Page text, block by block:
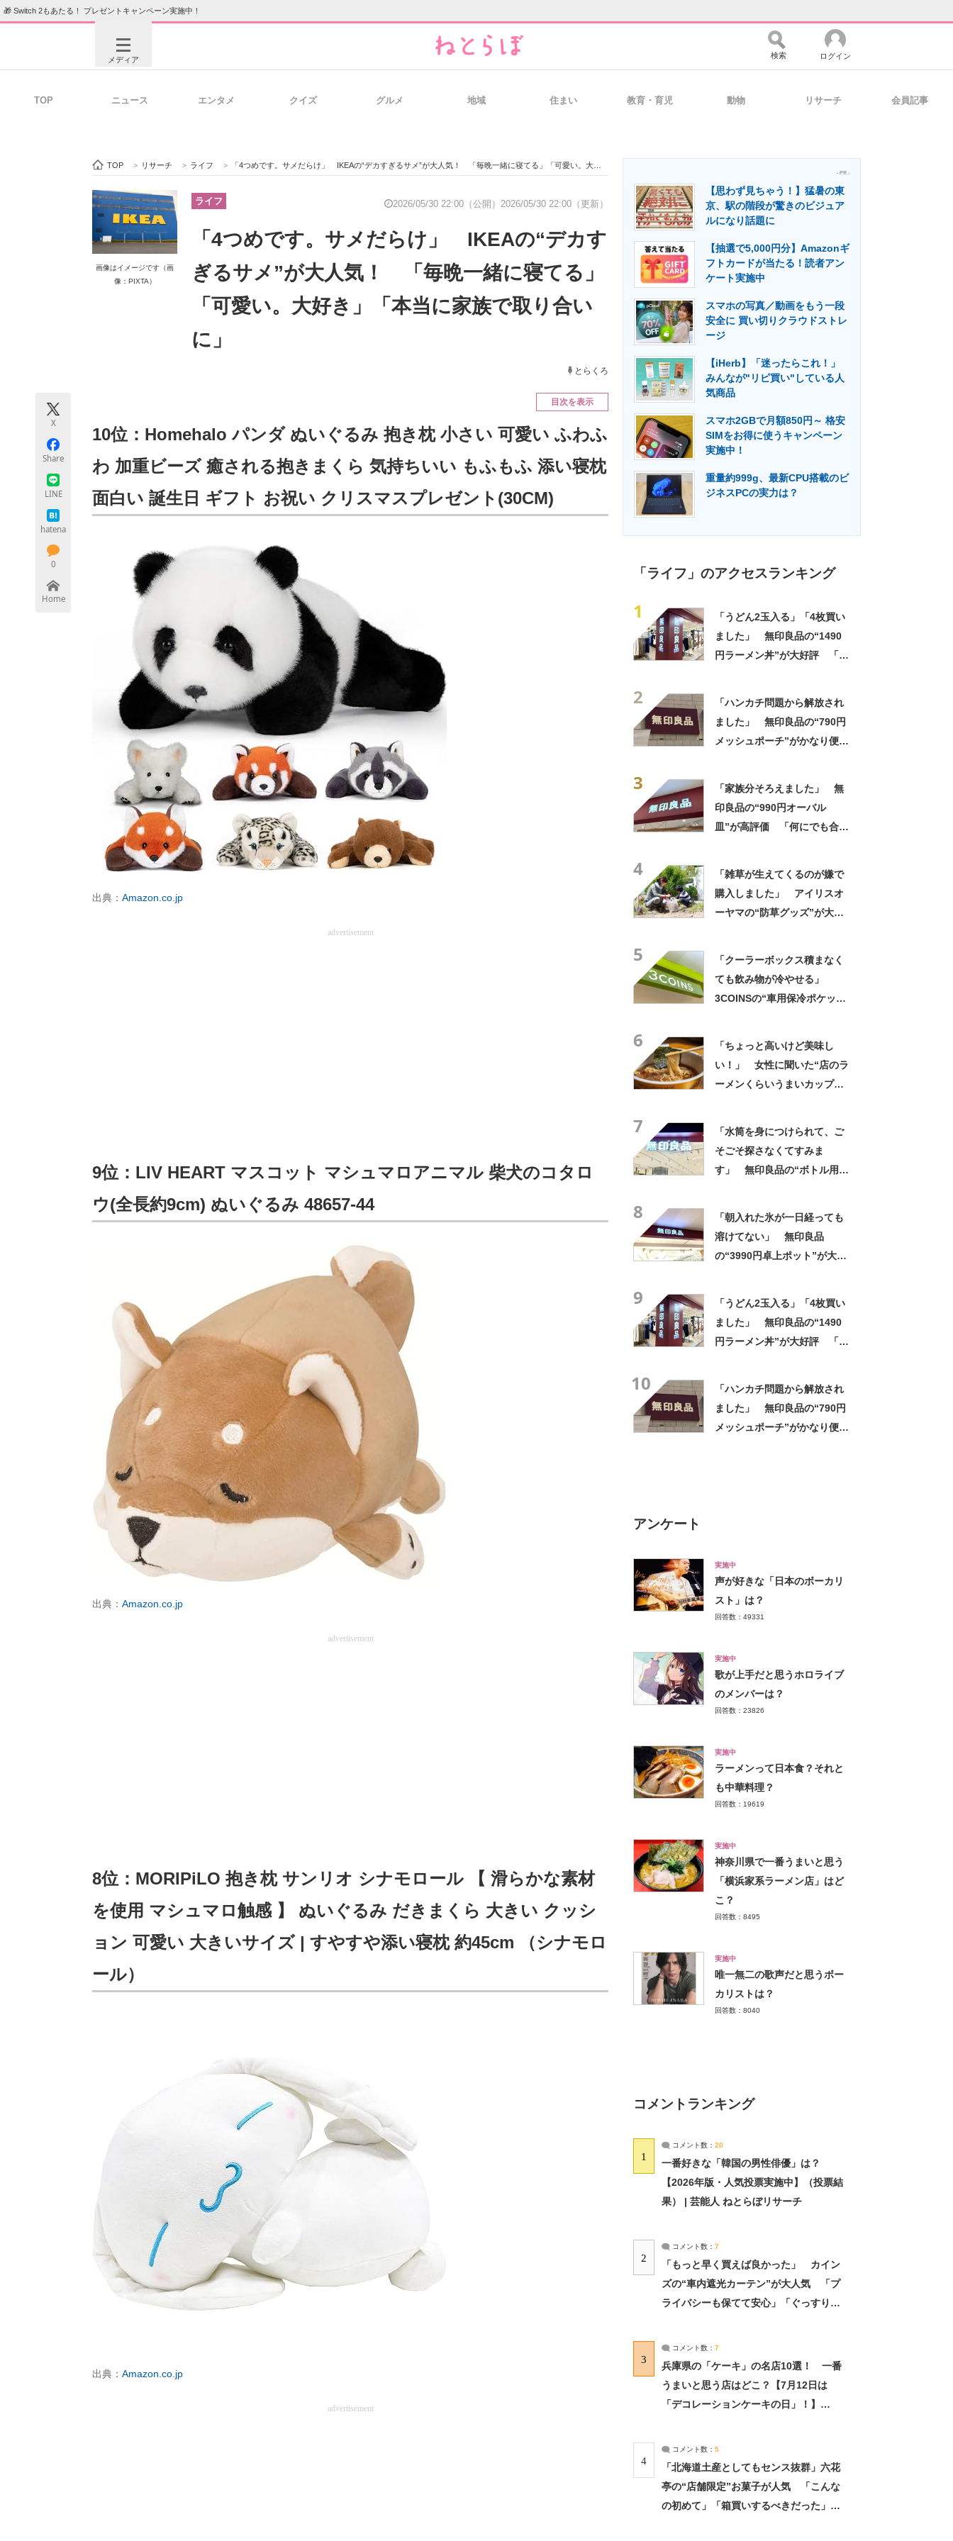
🎁 Switch 2もあたる！ プレゼントキャンペーン実施中！
メディア
ビジネスと働き方のヒント 経営リーダーのコミュニティ マーケ×ITの今がよく分かる
企業向けIT製品の総合サイト 製造業のIT導入・活用を支援
エネルギーの専門メディア 建設×テクノロジーの最前線
検索 ログイン
TOP ニュース エンタメ クイズ グルメ 地域 住まい 教育・育児 動物 リサーチ 会員記事
TOP > リサーチ > ライフ > 「4つめです。サメだらけ」 IKEAの“デカすぎるサメ”が大人気！ 「毎晩一緒に寝てる」「可愛い。大好き」「本当に家族で取り合いに」
画像はイメージです（画
像：PIXTA）
ライフ 2026/05/30 22:00（公開） 2026/05/30 22:00（更新）
「4つめです。サメだらけ」 IKEAの“デカす
ぎるサメ”が大人気！ 「毎晩一緒に寝てる」
「可愛い。大好き」「本当に家族で取り合い
に」
とらくろ
X
Share
LINE
hatena
0
Home
目次を表示
10位：Homehalo パンダ ぬいぐるみ 抱き枕 小さい 可愛い ふわふ
わ 加重ビーズ 癒される抱きまくら 気持ちいい もふもふ 添い寝枕
面白い 誕生日 ギフト お祝い クリスマスプレゼント(30CM)
出典： Amazon.co.jp
advertisement
9位：LIV HEART マスコット マシュマロアニマル 柴犬のコタロ
ウ(全長約9cm) ぬいぐるみ 48657-44
出典： Amazon.co.jp
advertisement
8位：MORIPiLO 抱き枕 サンリオ シナモロール 【 滑らかな素材
を使用 マシュマロ触感 】 ぬいぐるみ だきまくら 大きい クッシ
ョン 可愛い 大きいサイズ | すやすや添い寝枕 約45cm （シナモロ
ール）
出典： Amazon.co.jp
advertisement
- PR -
【思わず見ちゃう！】猛暑の東
京、駅の階段が驚きのビジュア
ルになり話題に
【抽選で5,000円分】Amazonギ
フトカードが当たる！読者アン
ケート実施中
スマホの写真／動画をもう一段
安全に 買い切りクラウドストレ
ージ
【iHerb】「迷ったらこれ！」
みんなが"リピ買い"している人
気商品
スマホ2GBで月額850円～ 格安
SIMをお得に使うキャンペーン
実施中！
重量約999g、最新CPU搭載のビ
ジネスPCの実力は？
「ライフ」のアクセスランキング
1
「うどん2玉入る」「4枚買い
ました」 無印良品の“1490
円ラーメン丼”が大好評 「適
2
「ハンカチ問題から解放され
ました」 無印良品の“790円
メッシュポーチ”がかなり便
3
「家族分そろえました」 無
印良品の“990円オーバル
皿”が高評価 「何にでも合
4
「雑草が生えてくるのが嫌で
購入しました」 アイリスオ
ーヤマの“防草グッズ”が大人
5
「クーラーボックス積まなく
ても飲み物が冷やせる」
3COINSの“車用保冷ポケッ
6
「ちょっと高いけど美味し
い！」 女性に聞いた“店のラ
ーメンくらいうまいカップ
7
「水筒を身につけられて、ご
そごそ探さなくてすみま
す」 無印良品の“ボトル用ホ
8
「朝入れた氷が一日経っても
溶けてない」 無印良品
の“3990円卓上ポット”が大好
9
「うどん2玉入る」「4枚買い
ました」 無印良品の“1490
円ラーメン丼”が大好評 「適
10
「ハンカチ問題から解放され
ました」 無印良品の“790円
メッシュポーチ”がかなり便
アンケート
実施中
声が好きな「日本のボーカリ
スト」は？
回答数：49331
実施中
歌が上手だと思うホロライブ
のメンバーは？
回答数：23826
実施中
ラーメンって日本食？それと
も中華料理？
回答数：19619
実施中
神奈川県で一番うまいと思う
「横浜家系ラーメン店」はど
こ？
回答数：8495
実施中
唯一無二の歌声だと思うボー
カリストは？
回答数：8040
コメントランキング
1
コメント数： 20
一番好きな「韓国の男性俳優」は？
【2026年版・人気投票実施中】（投票結
果） | 芸能人 ねとらぼリサーチ
2
コメント数： 7
「もっと早く買えば良かった」 カイン
ズの“車内遮光カーテン”が大人気 「プ
ライバシーも保てて安心」「ぐっすり眠
3
コメント数： 7
兵庫県の「ケーキ」の名店10選！ 一番
うまいと思う店はどこ？【7月12日は
「デコレーションケーキの日」！】
4
コメント数： 5
「北海道土産としてもセンス抜群」六花
亭の“店舗限定”お菓子が人気 「こんな
の初めて」「箱買いするべきだった」